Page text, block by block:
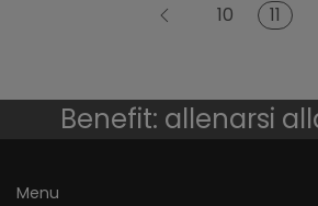
10 11
Benefit: allenarsi
Menu